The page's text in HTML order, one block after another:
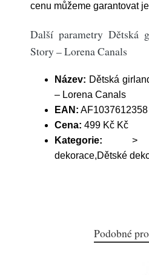
cenu můžeme garantovat
Další parametry Dětská
Story – Lorena Canals
Název: Dětská
– Lorena Canals
EAN: AF1037612358
Cena: 499 Kč Kč
Kategorie: >
dekorace,Dětské
Podobné